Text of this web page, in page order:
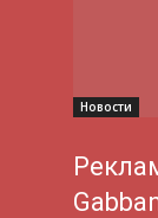
Новости